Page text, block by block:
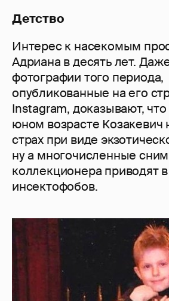
Детство
Интерес к насекомым
Адриана в десять лет.
фотографии того периода,
опубликованные на его
Instagram, доказывают, что
юном возрасте Козакевич
страх при виде
ну а многочисленные
коллекционера приводят
инсектофобов.